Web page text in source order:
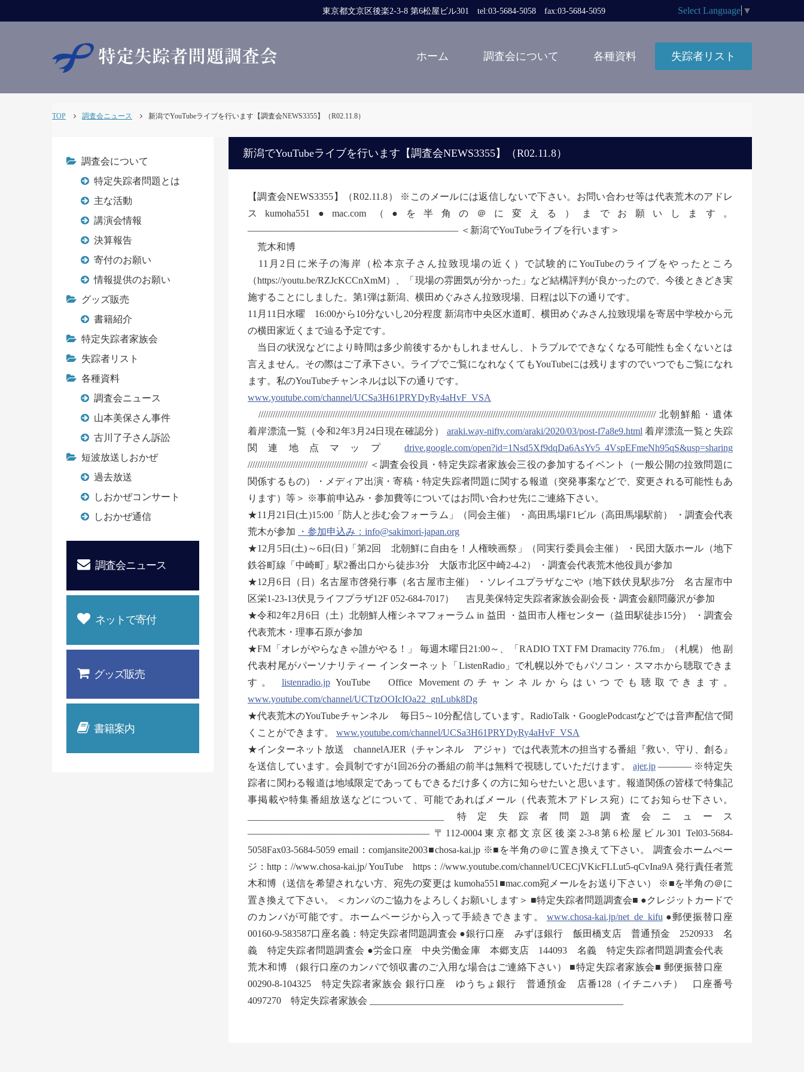
東京都文京区後楽2-3-8 第6松屋ビル301 tel:03-5684-5058 fax:03-5684-5059 Select Language ▼
ホーム 調査会について 各種資料 失踪者リスト
TOP 調査会ニュース 新潟でYouTubeライブを行います【調査会NEWS3355】（R02.11.8）
新潟でYouTubeライブを行います【調査会NEWS3355】（R02.11.8）
【調査会NEWS3355】（R02.11.8） ※このメールには返信しないで下さい。お問い合わせ等は代表荒木のアドレ
スkumoha551●mac.com（●を半角の＠に変える）までお願いします。
―――――――――――――――――――――― ＜新潟でYouTubeライブを行います＞
荒木和博
11月2日に米子の海岸（松本京子さん拉致現場の近く）で試験的にYouTubeのライブをやったところ
（https://youtu.be/RZJcKCCnXmM）、「現場の雰囲気が分かった」など結構評判が良かったので、今後ときどき実
施することにしました。第1弾は新潟、横田めぐみさん拉致現場、日程は以下の通りです。
11月11日水曜 16:00から10分ないし20分程度 新潟市中央区水道町、横田めぐみさん拉致現場を寄居中学校から元
の横田家近くまで辿る予定です。
当日の状況などにより時間は多少前後するかもしれませんし、トラブルでできなくなる可能性も全くないとは
言えません。その際はご了承下さい。ライブでご覧になれなくてもYouTubeには残りますのでいつでもご覧になれ
ます。私のYouTubeチャンネルは以下の通りです。
www.youtube.com/channel/UCSa3H61PRYDyRy4aHvF_VSA
////////////////////////////////////////////////////////////////////////////////////////////////////////////////////////////////////////////////////////////////////// 北朝鮮船・遺体
着岸漂流一覧（令和2年3月24日現在確認分） araki.way-nifty.com/araki/2020/03/post-f7a8e9.html 着岸漂流一覧と失踪
関連地点マップ drive.google.com/open?id=1Nsd5Xf9dqDa6AsYv5_4VspEFmeNh95qS&usp=sharing
////////////////////////////////////////////////// ＜調査会役員・特定失踪者家族会三役の参加するイベント（一般公開の拉致問題に
関係するもの）・メディア出演・寄稿・特定失踪者問題に関する報道（突発事案などで、変更される可能性もあ
ります）等＞ ※事前申込み・参加費等についてはお問い合わせ先にご連絡下さい。
★11月21日(土)15:00「防人と歩む会フォーラム」（同会主催） ・高田馬場F1ビル（高田馬場駅前） ・調査会代表
荒木が参加
・参加申込み：info@sakimori-japan.org
★12月5日(土)～6日(日)「第2回 北朝鮮に自由を！人権映画祭」（同実行委員会主催） ・民団大阪ホール（地下
鉄谷町線「中崎町」駅2番出口から徒歩3分 大阪市北区中崎2-4-2） ・調査会代表荒木他役員が参加
★12月6日（日）名古屋市啓発行事（名古屋市主催） ・ソレイユプラザなごや（地下鉄伏見駅歩7分 名古屋市中
区栄1-23-13伏見ライフプラザ12F 052-684-7017） 吉見美保特定失踪者家族会副会長・調査会顧問藤沢が参加
★令和2年2月6日（土）北朝鮮人権シネマフォーラム in 益田 ・益田市人権センター（益田駅徒歩15分） ・調査会
代表荒木・理事石原が参加
★FM「オレがやらなきゃ誰がやる！」 毎週木曜日21:00～、「RADIO TXT FM Dramacity 776.fm」（札幌） 他 副
代表村尾がパーソナリティー インターネット「ListenRadio」で札幌以外でもパソコン・スマホから聴取できま
す。 listenradio.jpYouTube Office Movementのチャンネルからはいつでも聴取できます。
www.youtube.com/channel/UCTtzOOIcIOa22_gnLubk8Dg
★代表荒木のYouTubeチャンネル 毎日5～10分配信しています。RadioTalk・GooglePodcastなどでは音声配信で聞
くことができます。 www.youtube.com/channel/UCSa3H61PRYDyRy4aHvF_VSA
★インターネット放送 channelAJER（チャンネル アジャ）では代表荒木の担当する番組『救い、守り、創る』
を送信しています。会員制ですが1回26分の番組の前半は無料で視聴していただけます。ajer.jp ———– ※特定失
踪者に関わる報道は地域限定であってもできるだけ多くの方に知らせたいと思います。報道関係の皆様で特集記
事掲載や特集番組放送などについて、可能であればメール（代表荒木アドレス宛）にてお知らせ下さい。
_________________________________________ 特定失踪者問題調査会ニュース
——————————————————— 〒112-0004東京都文京区後楽2-3-8第6松屋ビル301 Tel03-5684-
5058Fax03-5684-5059 email：comjansite2003■chosa-kai.jp ※■を半角の＠に置き換えて下さい。 調査会ホームぺー
ジ：http：//www.chosa-kai.jp/ YouTube https：//www.youtube.com/channel/UCECjVKicFLLut5-qCvIna9A 発行責任者荒
木和博（送信を希望されない方、宛先の変更は kumoha551■mac.com宛メールをお送り下さい） ※■を半角の＠に
置き換えて下さい。 ＜カンパのご協力をよろしくお願いします＞ ■特定失踪者問題調査会■ ●クレジットカードで
のカンパが可能です。ホームページから入って手続きできます。 www.chosa-kai.jp/net_de_kifu ●郵便振替口座
00160-9-583587口座名義：特定失踪者問題調査会 ●銀行口座 みずほ銀行 飯田橋支店 普通預金 2520933 名
義 特定失踪者問題調査会 ●労金口座 中央労働金庫 本郷支店 144093 名義 特定失踪者問題調査会代表
荒木和博 （銀行口座のカンパで領収書のご入用な場合はご連絡下さい） ■特定失踪者家族会■ 郵便振替口座
00290-8-104325 特定失踪者家族会 銀行口座 ゆうちょ銀行 普通預金 店番128（イチニハチ） 口座番号
4097270 特定失踪者家族会 _____________________________________________________
調査会について
特定失踪者問題とは
主な活動
講演会情報
決算報告
寄付のお願い
情報提供のお願い
グッズ販売
書籍紹介
特定失踪者家族会
失踪者リスト
各種資料
調査会ニュース
山本美保さん事件
古川了子さん訴訟
短波放送しおかぜ
過去放送
しおかぜコンサート
しおかぜ通信
調査会ニュース
ネットで寄付
グッズ販売
書籍案内